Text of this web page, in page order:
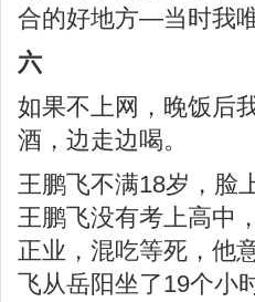
合的好地方—当时我
六
如果不上网，晚饭后
酒，边走边喝。
王鹏飞不满18岁，脸
王鹏飞没有考上高中
正业，混吃等死，他
飞从岳阳坐了19个小